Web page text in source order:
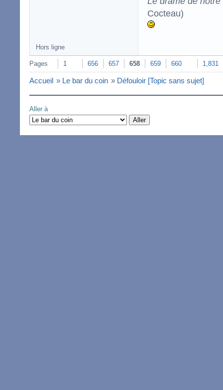
Cocteau)
Hors ligne
Pages 1 656 657 658 659 660 1,831
Accueil » Le bar du coin » Défouloir [Topic sans sujet]
Aller à